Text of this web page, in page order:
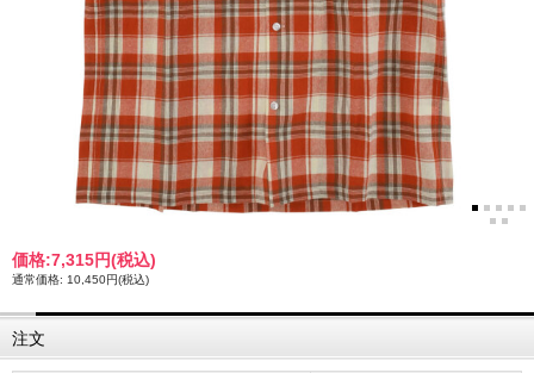
価格:7,315円(税込)
通常価格: 10,450円(税込)
注文